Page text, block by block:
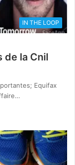
IN THE LOOP
de la Cnil
Equifax